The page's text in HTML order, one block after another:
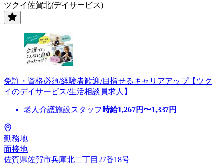
ツクイ佐賀北(デイサービス)
免許・資格必須/経験者歓迎/目指せるキャリアアップ【ツク
イのデイサービス/生活相談員求人】
老人介護施設スタッフ 時給1,267円〜1,337円
勤務地
面接地
佐賀県佐賀市兵庫北二丁目27番18号